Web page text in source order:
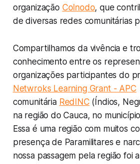
organização Colnodo, que
de diversas redes comunitárias
Compartilhamos da vivência e
conhecimento entre os
organizações participantes do
Netwroks Learning Grant - APC
comunitária RedINC (Índios,
na região do Cauca, no
Essa é uma região com muitos
presença de Paramilitares e
nossa passagem pela região foi